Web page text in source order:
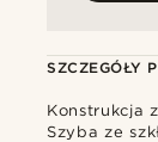
SZCZEGÓŁY
Konstrukcja
Szyba ze